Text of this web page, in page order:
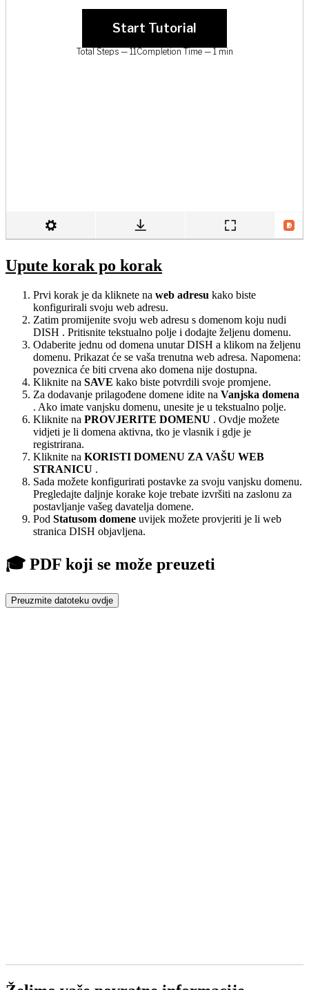
Upute korak po korak
Prvi korak je da kliknete na web adresu kako biste
konfigurirali svoju web adresu.
Zatim promijenite svoju web adresu s domenom koju nudi
DISH . Pritisnite tekstualno polje i dodajte željenu domenu.
Odaberite jednu od domena unutar DISH a klikom na željenu
domenu. Prikazat će se vaša trenutna web adresa. Napomena:
poveznica će biti crvena ako domena nije dostupna.
Kliknite na SAVE kako biste potvrdili svoje promjene.
Za dodavanje prilagođene domene idite na Vanjska domena
. Ako imate vanjsku domenu, unesite je u tekstualno polje.
Kliknite na PROVJERITE DOMENU . Ovdje možete
vidjeti je li domena aktivna, tko je vlasnik i gdje je
registrirana.
Kliknite na KORISTI DOMENU ZA ​​VAŠU WEB
STRANICU .
Sada možete konfigurirati postavke za svoju vanjsku domenu.
Pregledajte daljnje korake koje trebate izvršiti na zaslonu za
postavljanje vašeg davatelja domene.
Pod Statusom domene uvijek možete provjeriti je li web
stranica DISH objavljena.
🎓 PDF koji se može preuzeti
Preuzmite datoteku ovdje